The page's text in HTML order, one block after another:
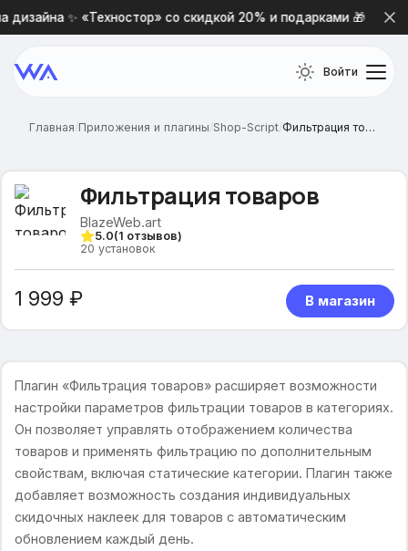
✨ «Техностор» со скидкой 20% и подарками 🎁
Войти
Главная/Приложения и плагины/Shop-Script/ Фильтрация товаров
Фильтрация товаров
BlazeWeb.art
5.0(1 отзывов)
20 установок
1 999 ₽ В магазин
Плагин «Фильтрация товаров» расширяет возможности
настройки параметров фильтрации товаров в категориях.
Он позволяет управлять отображением количества
товаров и применять фильтрацию по дополнительным
свойствам, включая статические категории. Плагин также
добавляет возможность создания индивидуальных
скидочных наклеек для товаров с автоматическим
обновлением каждый день.